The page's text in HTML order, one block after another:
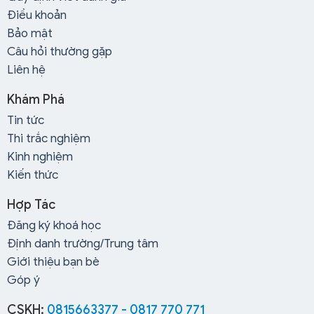
Điều khoản
Bảo mật
Câu hỏi thường gặp
Liên hệ
Khám Phá
Tin tức
Thi trắc nghiệm
Kinh nghiệm
Kiến thức
Hợp Tác
Đăng ký khoá học
Định danh trường/Trung tâm
Giới thiệu bạn bè
Góp ý
CSKH: 0815663377 - 0817 770 771